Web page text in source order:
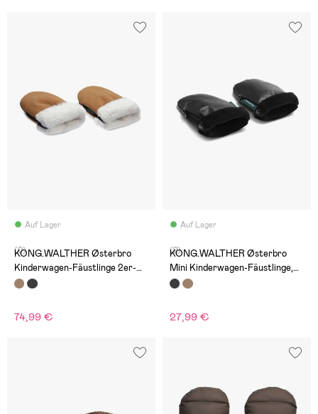
Auf Lager
(0)
KONG.WALTHER Østerbro
Kinderwagen-Fäustlinge 2er-
Pack Erwachsene & Mini,
74,99 €
Auf Lager
(2)
KONG.WALTHER Østerbro
Mini Kinderwagen-Fäustlinge,
Schwarz
27,99 €